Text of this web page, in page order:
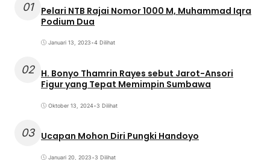
01
Pelari NTB Rajai Nomor 1000 M, Muhammad Iqra
Podium Dua
Januari 13, 2023•4 Dilihat
02 H. Bonyo Thamrin Rayes sebut Jarot-Ansori
Figur yang Tepat Memimpin Sumbawa
Oktober 13, 2024•3 Dilihat
03 Ucapan Mohon Diri Pungki Handoyo
Januari 20, 2023•3 Dilihat